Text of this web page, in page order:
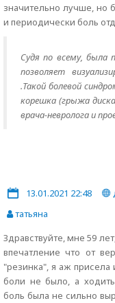
значительно лучше, но
и периодически боль
Судя по всему, была
позволяет
.Такой болевой
корешка (грыжа
врача-невролога и
13.01.2021 22:48
татьяна
Здравствуйте, мне 59
впечатление что от
"резинка", я аж присела
боли не было, а
боль была не сильно